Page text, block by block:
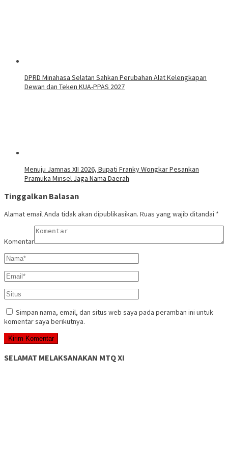
DPRD Minahasa Selatan Sahkan Perubahan Alat Kelengkapan
Dewan dan Teken KUA-PPAS 2027
Menuju Jamnas XII 2026, Bupati Franky Wongkar Pesankan
Pramuka Minsel Jaga Nama Daerah
Tinggalkan Balasan
Alamat email Anda tidak akan dipublikasikan. Ruas yang wajib ditandai *
Komentar
Simpan nama, email, dan situs web saya pada peramban ini untuk
komentar saya berikutnya.
SELAMAT MELAKSANAKAN MTQ XI